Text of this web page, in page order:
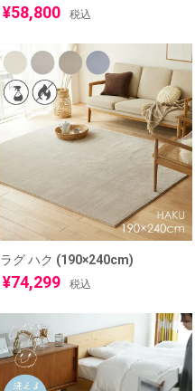
¥58,800 税込
ラグ ハク (190×240cm)
¥74,299 税込